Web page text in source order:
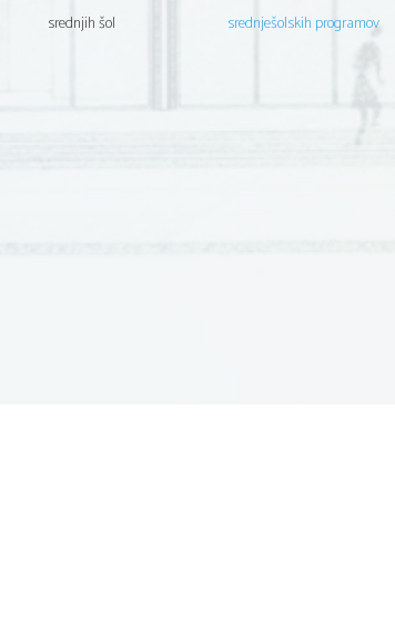
srednjih šol srednješolskih programov